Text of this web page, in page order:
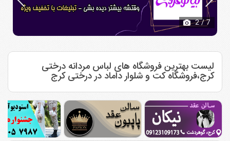
2/ 7
لیست بهترین فروشگاه های لباس مردانه درختی
کرج،فروشگاه کت و شلوار داماد در درختی کرج